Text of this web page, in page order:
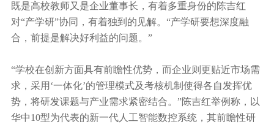
既是高校教师又是企业董事长，有着多重身份的陈吉红
对“产学研”协同，有着独到的见解。“产学研要想深度融
合，前提是解决好利益的问题。”
“学校在创新方面具有前瞻性优势，而企业则更贴近市场需
求，采用‘一体化’的管理模式及考核机制使得各自发挥优
势，将研发课题与产业需求紧密结合。”陈吉红举例称，以
华中10型为代表的新一代人工智能数控系统，其前瞻性研